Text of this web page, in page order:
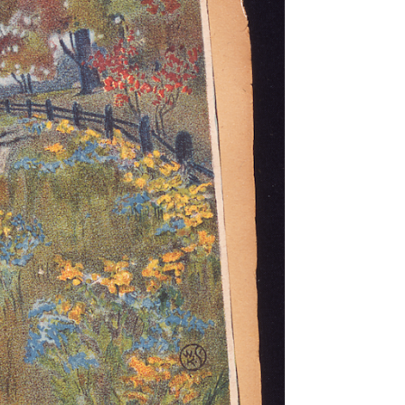
Qu’est-ce qu’il a dit? s’enquit Anne, avec anxiété.
Il m’a examiné les yeux. Il m’a dit que si j’arrêtais
femme présidente à U.P.E.I., lit le titre de ce